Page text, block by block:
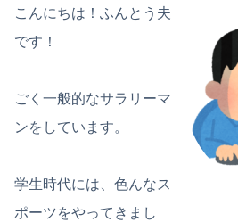
こんにちは！ふんとう夫
です！
ごく一般的なサラリーマ
ンをしています。
学生時代には、色んなス
ポーツをやってきまし